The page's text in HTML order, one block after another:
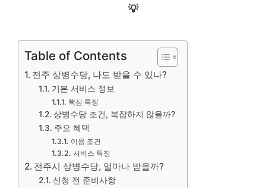
💡
Table of Contents
전주 상병수당, 나도 받을 수 있나?
기본 서비스 정보
핵심 특징
상병수당 조건, 복잡하지 않을까?
주요 혜택
이용 조건
서비스 특징
전주시 상병수당, 얼마나 받을까?
신청 전 준비사항